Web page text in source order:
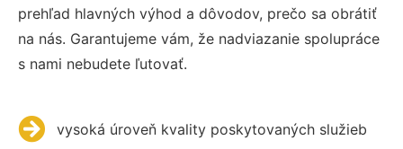
prehľad hlavných výhod a dôvodov, prečo sa obrátiť
na nás. Garantujeme vám, že nadviazanie spolupráce
s nami nebudete ľutovať.
vysoká úroveň kvality poskytovaných služieb